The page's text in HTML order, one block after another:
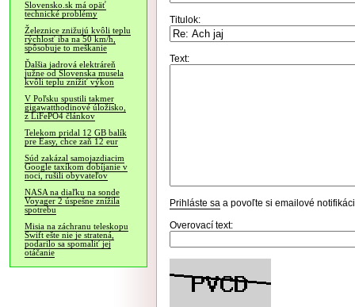
Slovensko.sk má opäť
technické problémy
Železnice znižujú kvôli teplu
rýchlosť iba na 50 km/h,
spôsobuje to meškanie
Ďalšia jadrová elektráreň
južne od Slovenska musela
kvôli teplu znížiť výkon
V Poľsku spustili takmer
gigawatthodinové úložisko,
z LiFePO4 článkov
Telekom pridal 12 GB balík
pre Easy, chce zaň 12 eur
Súd zakázal samojazdiacim
Google taxíkom dobíjanie v
noci, rušili obyvateľov
NASA na diaľku na sonde
Voyager 2 úspešne znížila
spotrebu
Misia na záchranu teleskopu
Swift ešte nie je stratená,
podarilo sa spomaliť jej
otáčanie
Titulok:
Text:
Prihláste sa a povoľte si emailové
Overovací text: